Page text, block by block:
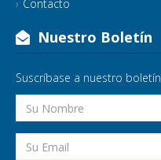
Contacto
Nuestro Boletín
Suscríbase a nuestro boletín